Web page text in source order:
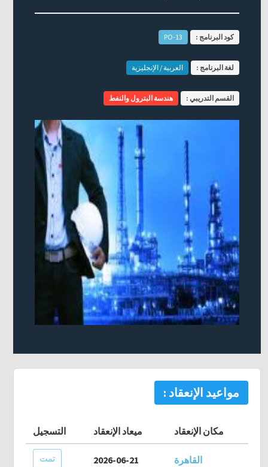
كود البرنامج : PO-13
لغة البرنامج : العربية / الإنجليزية
القسم التدريبي : هندسة البترول والنفط
مواعيد الإنعقاد :
مكان الإنعقاد ميعاد الإنعقاد التسجيل
القاهرة 2026-06-21 تمت